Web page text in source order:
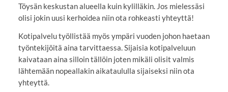
Töysän keskustan alueella kuin kylilläkin. Jos mielessäsi
olisi jokin uusi kerhoidea niin ota rohkeasti yhteyttä!
Kotipalvelu työllistää myös ympäri vuoden johon haetaan
työntekijöitä aina tarvittaessa. Sijaisia kotipalveluun
kaivataan aina silloin tällöin joten mikäli olisit valmis
lähtemään nopeallakin aikataululla sijaiseksi niin ota
yhteyttä.